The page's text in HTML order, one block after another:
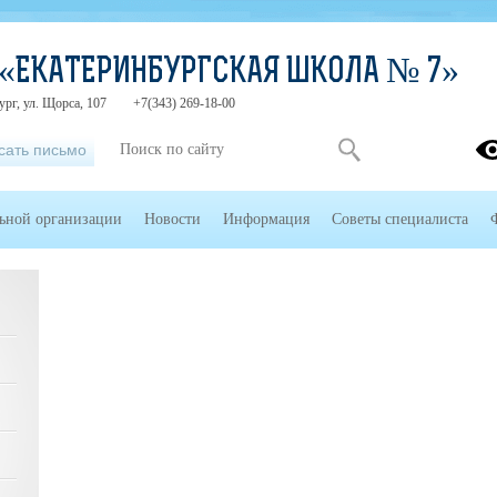
ШКОЛА № 7»
ул. Щорса, 107 +7(343) 269-18-00
письмо
организации Новости Информация Советы специалиста